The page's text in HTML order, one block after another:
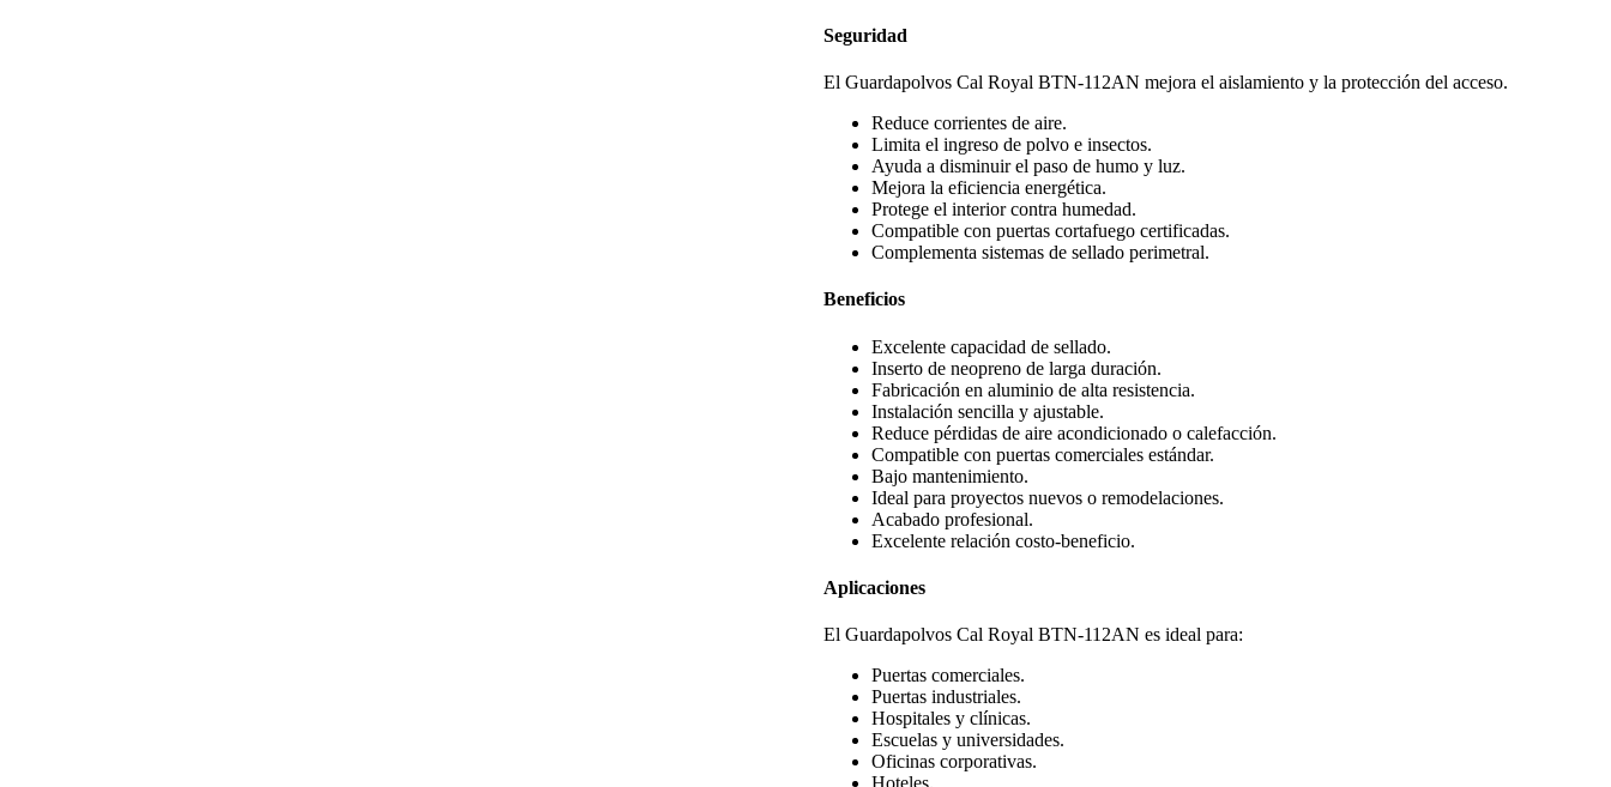
Seguridad
El Guardapolvos Cal Royal BTN-112AN mejora el aislamiento y la protección del acceso.
Reduce corrientes de aire.
Limita el ingreso de polvo e insectos.
Ayuda a disminuir el paso de humo y luz.
Mejora la eficiencia energética.
Protege el interior contra humedad.
Compatible con puertas cortafuego certificadas.
Complementa sistemas de sellado perimetral.
Beneficios
Excelente capacidad de sellado.
Inserto de neopreno de larga duración.
Fabricación en aluminio de alta resistencia.
Instalación sencilla y ajustable.
Reduce pérdidas de aire acondicionado o calefacción.
Compatible con puertas comerciales estándar.
Bajo mantenimiento.
Ideal para proyectos nuevos o remodelaciones.
Acabado profesional.
Excelente relación costo-beneficio.
Aplicaciones
El Guardapolvos Cal Royal BTN-112AN es ideal para:
Puertas comerciales.
Puertas industriales.
Hospitales y clínicas.
Escuelas y universidades.
Oficinas corporativas.